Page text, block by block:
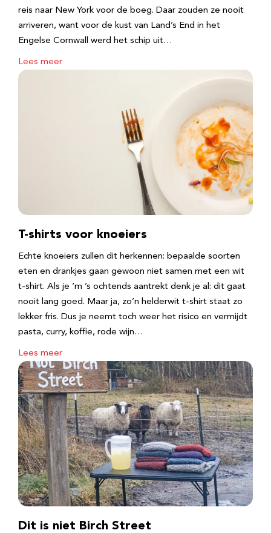
reis naar New York voor de boeg. Daar zouden ze nooit
arriveren, want voor de kust van Land’s End in het
Engelse Cornwall werd het schip uit…
Lees meer
T-shirts voor knoeiers
Echte knoeiers zullen dit herkennen: bepaalde soorten
eten en drankjes gaan gewoon niet samen met een wit
t-shirt. Als je ‘m ’s ochtends aantrekt denk je al: dit gaat
nooit lang goed. Maar ja, zo’n helderwit t-shirt staat zo
lekker fris. Dus je neemt toch weer het risico en vermijdt
pasta, curry, koffie, rode wijn…
Lees meer
Dit is niet Birch Street